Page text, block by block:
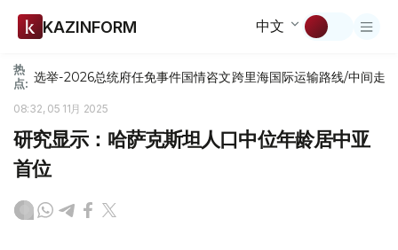
KAZINFORM 中文
热
点: 选举-2026总统府任免事件国情咨文跨里海国际运输路线/中间走廊
08:32, 05 11月 2025
研究显示：哈萨克斯坦人口中位年龄居中亚
首位